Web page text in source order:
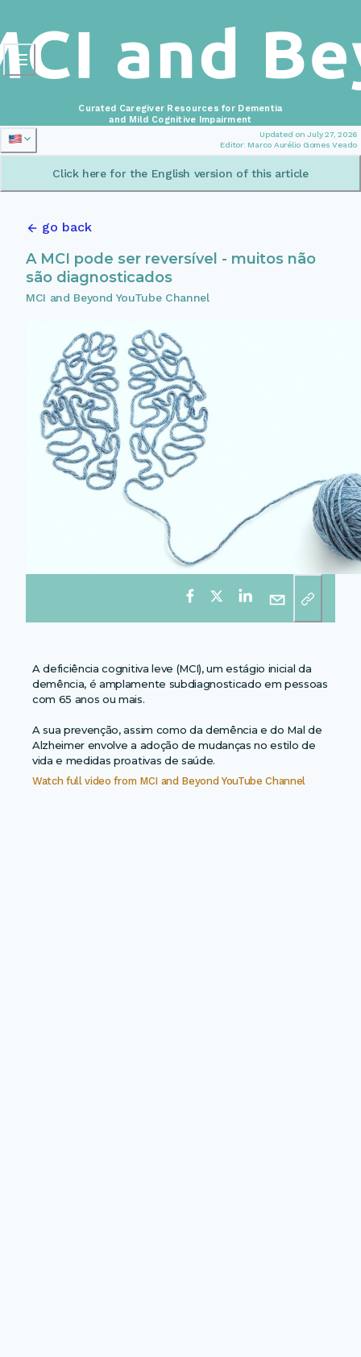
Updated on July 27, 2026
Editor: Marco Aurélio Gomes Veado
Curated Caregiver Resources for Dementia
and Mild Cognitive Impairment
Click here for the English version of this article
go back
A MCI pode ser reversível - muitos não
são diagnosticados
MCI and Beyond YouTube Channel
A deficiência cognitiva leve (MCI), um estágio inicial da
demência, é amplamente subdiagnosticado em pessoas
com 65 anos ou mais.
A sua prevenção, assim como da demência e do Mal de
Alzheimer envolve a adoção de mudanças no estilo de
vida e medidas proativas de saúde.
Watch full video from MCI and Beyond YouTube Channel